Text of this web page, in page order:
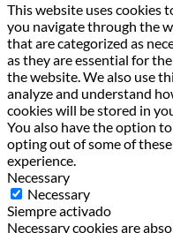
This website uses cookies
you navigate through the
that are categorized as
as they are essential for
the website. We also use
analyze and understand
cookies will be stored in
You also have the option
opting out of some of
experience.
Necessary
Necessary
Siempre activado
Necessary cookies are